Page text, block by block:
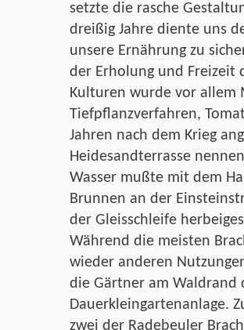
setzte die rasche
dreißig Jahre diente uns
unsere Ernährung zu
der Erholung und Freizeit
Kulturen wurde vor allem
Tiefpflanzverfahren,
Jahren nach dem Krieg
Heidesandterrasse
Wasser mußte mit dem
Brunnen an der
der Gleisschleife
Während die meisten
wieder anderen
die Gärtner am Waldrand
Dauerkleingartenanlage.
zwei der Radebeuler